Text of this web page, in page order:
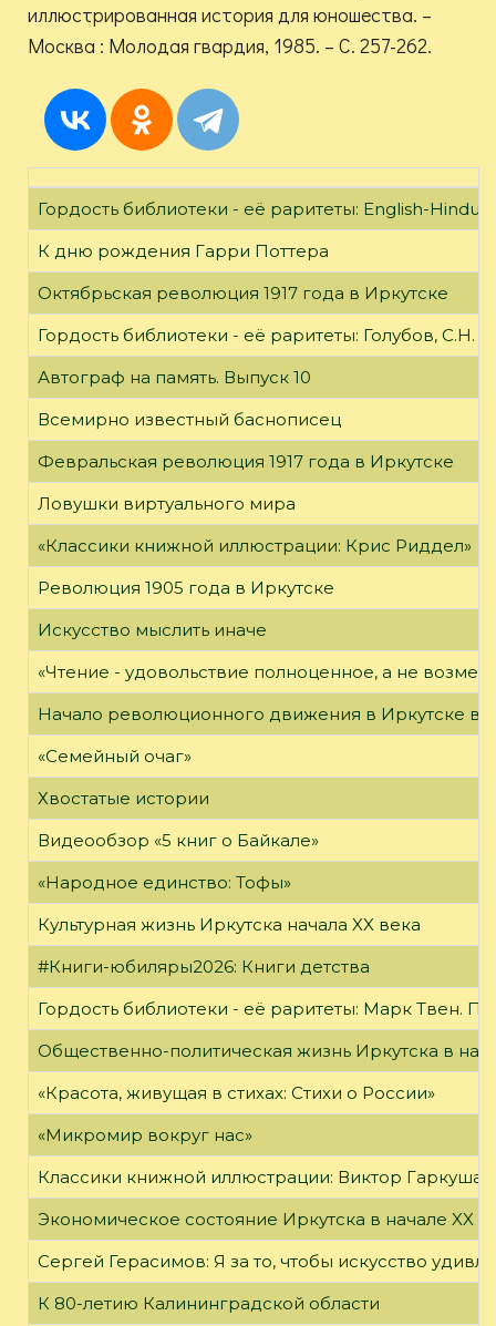
иллюстрированная история для юношества. –
Москва : Молодая гвардия, 1985. – С. 257-262.
Гордость библиотеки - её раритеты: English-
К дню рождения Гарри Поттера
Октябрьская революция 1917 года в Иркутске
Гордость библиотеки - её раритеты: Голубов, С.Н.
Автограф на память. Выпуск 10
Всемирно известный баснописец
Февральская революция 1917 года в Иркутске
Ловушки виртуального мира
«Классики книжной иллюстрации: Крис Риддел»
Революция 1905 года в Иркутске
Искусство мыслить иначе
«Чтение - удовольствие полноценное, а не
Начало революционного движения в Иркутске в
«Семейный очаг»
Хвостатые истории
Видеообзор «5 книг о Байкале»
«Народное единство: Тофы»
Культурная жизнь Иркутска начала XX века
#Книги-юбиляры2026: Книги детства
Гордость библиотеки - её раритеты: Марк Твен.
Общественно-политическая жизнь Иркутска в
«Красота, живущая в стихах: Стихи о России»
«Микромир вокруг нас»
Классики книжной иллюстрации: Виктор Гаркуша
Экономическое состояние Иркутска в начале XX
Сергей Герасимов: Я за то, чтобы искусство
К 80-летию Калининградской области